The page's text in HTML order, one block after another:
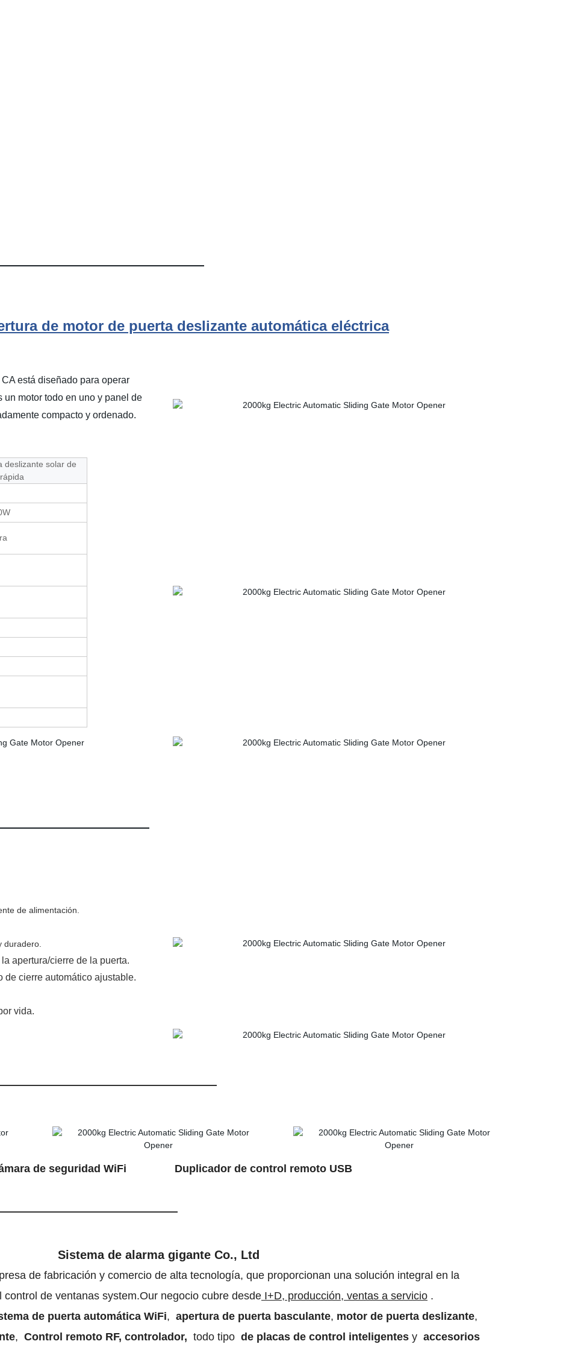
producto
de motor de puerta deslizante automática eléctrica
está diseñado para operar
motor todo en uno y panel de
compacto y ordenado.
deslizante solar de
de alimentación.
duradero.
apertura/cierre de la puerta.
de cierre automático ajustable.
vida.
producto
seguridad WiFi Duplicador de control remoto USB
empresa
Sistema de alarma gigante Co., Ltd
de fabricación y comercio de alta tecnología, que proporcionan una solución integral en la
de ventanas system.Our negocio cubre desde I+D, producción, ventas a servicio .
de puerta automática WiFi, apertura de puerta basculante, motor de puerta deslizante,
, Control remoto RF, controlador, todo tipo de placas de control inteligentes y accesorios